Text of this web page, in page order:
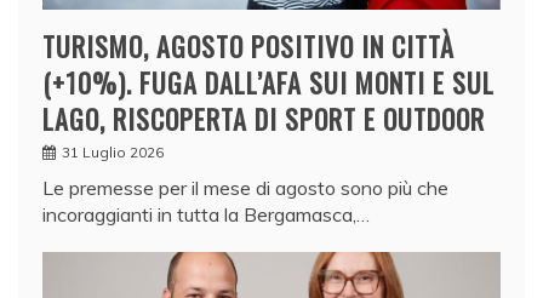
TURISMO, AGOSTO POSITIVO IN CITTÀ
(+10%). FUGA DALL’AFA SUI MONTI E SUL
LAGO, RISCOPERTA DI SPORT E OUTDOOR
31 Luglio 2026
Le premesse per il mese di agosto sono più che
incoraggianti in tutta la Bergamasca,…